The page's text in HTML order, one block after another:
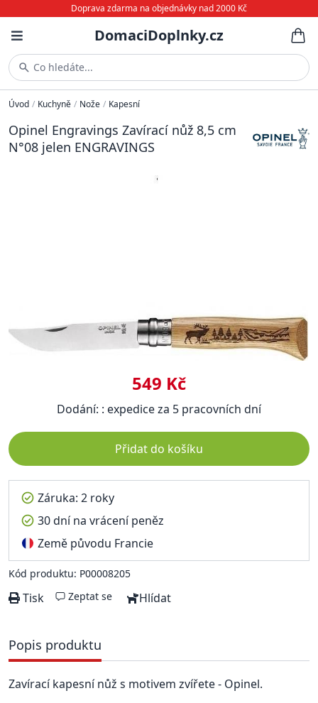
Doprava zdarma na objednávky nad 2000 Kč
DomaciDoplnky.cz
Co hledáte...
Úvod / Kuchyně / Nože / Kapesní
Opinel Engravings Zavírací nůž 8,5 cm
N°08 jelen ENGRAVINGS
549 Kč
Dodání: : expedice za 5 pracovních dní
Přidat do košíku
Záruka: 2 roky
30 dní na vrácení peněz
Země původu Francie
Kód produktu: P00008205
Tisk Zeptat se Hlídat
Popis produktu
Zavírací kapesní nůž s motivem zvířete - Opinel.